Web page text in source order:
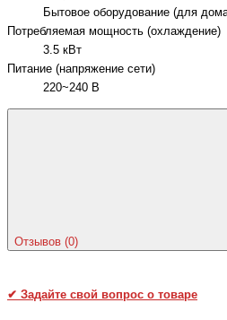
Бытовое оборудование (для
Потребляемая мощность (охлаждение)
3.5 кВт
Питание (напряжение сети)
220~240 В
Отзывов (0)
✔ Задайте свой вопрос о товаре